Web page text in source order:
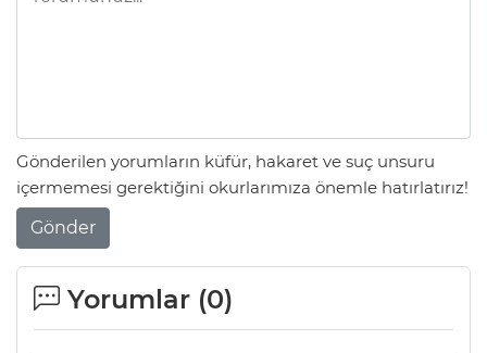
Gönderilen yorumların küfür, hakaret ve suç unsuru
içermemesi gerektiğini okurlarımıza önemle hatırlatırız!
Gönder
Yorumlar (0)